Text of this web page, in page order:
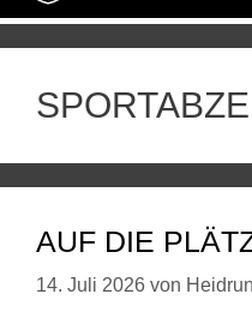
AUF DIE
14. Juli 2026 von